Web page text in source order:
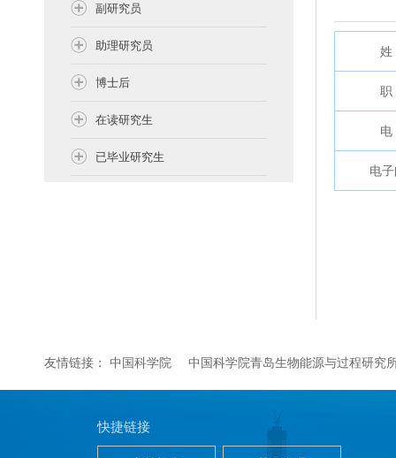
副研究员
助理研究员
博士后
在读研究生
已毕业研究生
姓
职
电
电
友情链接： 中国科学院 中国科学院青岛生物能源与过程研究
快捷链接